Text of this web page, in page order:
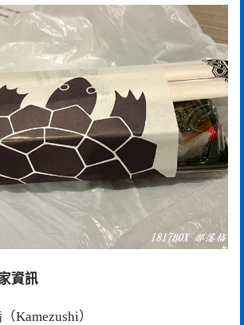
資訊
Kamezushi）